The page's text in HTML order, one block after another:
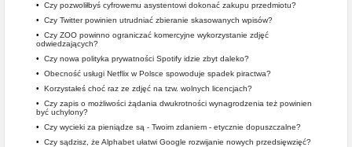
• Czy pozwoliłbyś cyfrowemu asystentowi dokonać zakupu przedmiotu?
• Czy Twitter powinien utrudniać zbieranie skasowanych wpisów?
• Czy ZOO powinno ograniczać komercyjne wykorzystanie zdjęć
odwiedzających?
• Czy nowa polityka prywatności Spotify idzie zbyt daleko?
• Obecność usługi Netflix w Polsce spowoduje spadek piractwa?
• Korzystałeś choć raz ze zdjęć na tzw. wolnych licencjach?
• Czy zapis o możliwości żądania dwukrotności wynagrodzenia też powinien
być uchylony?
• Czy wycieki za pieniądze są - Twoim zdaniem - etycznie dopuszczalne?
• Czy sądzisz, że Alphabet ułatwi Google rozwijanie nowych przedsięwzięć?